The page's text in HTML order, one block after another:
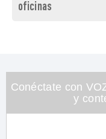
oficinas
Conéctate con
y